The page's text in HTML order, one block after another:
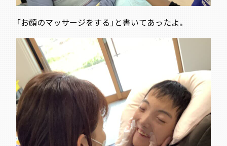
「お顔のマッサージをする」と書いてあったよ。